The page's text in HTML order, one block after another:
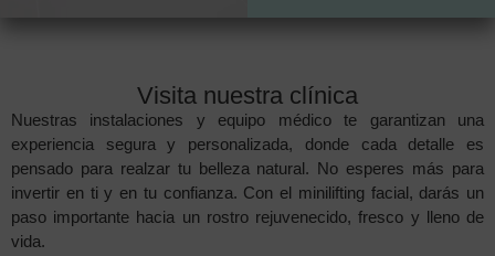
Visita nuestra clínica
Nuestras instalaciones y equipo médico te garantizan una
experiencia segura y personalizada, donde cada detalle es
pensado para realzar tu belleza natural. No esperes más para
invertir en ti y en tu confianza. Con el minilifting facial, darás un
paso importante hacia un rostro rejuvenecido, fresco y lleno de
vida.